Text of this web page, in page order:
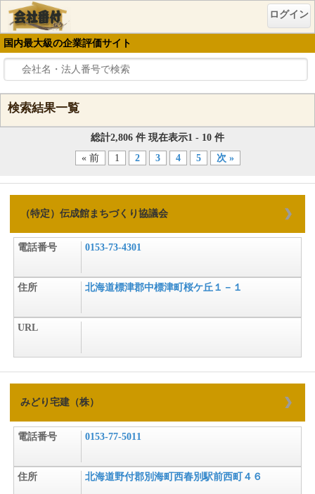
ログイン
国内最大級の企業評価サイト
検索結果一覧
総計2,806 件 現在表示1 - 10 件
« 前
1 2 3 4 5 次 »
（特定）伝成館まちづくり協議会
電話番号 0153-73-4301
住所 北海道標津郡中標津町桜ケ丘１－１
URL
みどり宅建（株）
電話番号 0153-77-5011
住所 北海道野付郡別海町西春別駅前西町４６